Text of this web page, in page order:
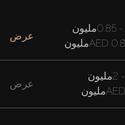
-
عرض
-
عرض